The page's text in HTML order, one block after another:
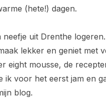
(hete!) dagen.
uit Drenthe
lekker en geniet met
eight mousse, de
voor het eerst jam en
blog.